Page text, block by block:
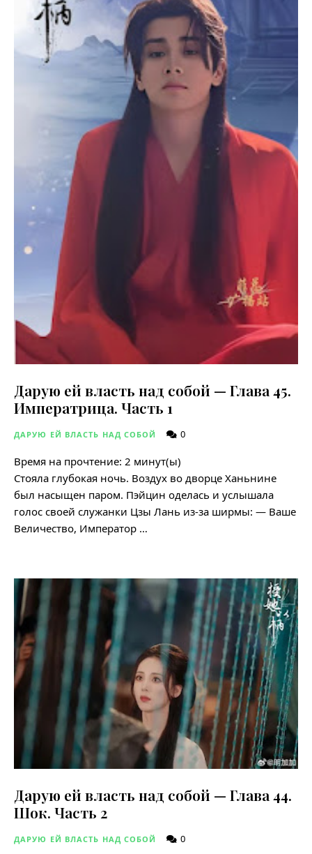
Дарую ей власть над собой — Глава 45.
Императрица. Часть 1
ДАРУЮ ЕЙ ВЛАСТЬ НАД СОБОЙ 0
Время на прочтение: 2 минут(ы)
Стояла глубокая ночь. Воздух во дворце Ханьнине
был насыщен паром. Пэйцин оделась и услышала
голос своей служанки Цзы Лань из-за ширмы: — Ваше
Величество, Император …
Дарую ей власть над собой — Глава 44.
Шок. Часть 2
ДАРУЮ ЕЙ ВЛАСТЬ НАД СОБОЙ 0